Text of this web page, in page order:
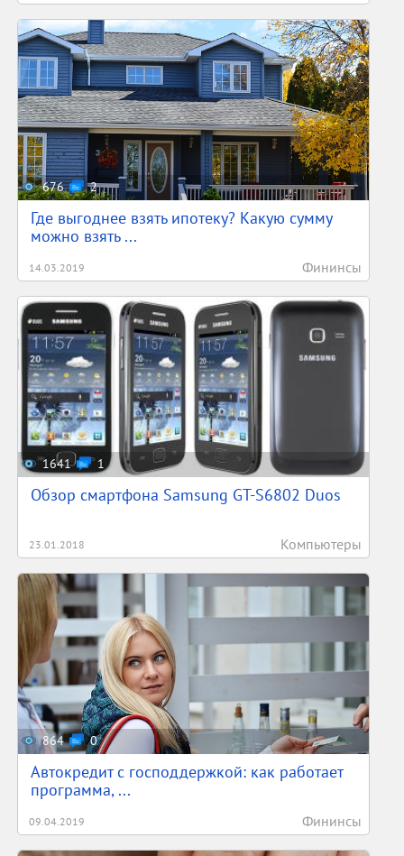
676 2
Где выгоднее взять ипотеку? Какую сумму
можно взять ...
14.03.2019 Фининсы
1641 1
Обзор смартфона Samsung GT-S6802 Duos
23.01.2018 Компьютеры
864 0
Автокредит с господдержкой: как работает
программа, ...
09.04.2019 Фининсы